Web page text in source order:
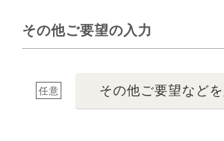
その他ご要望の入力
任意 その他ご要望など